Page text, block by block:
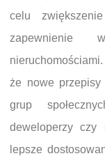
celu
zapewnienie
że nowe przepisy
grup
deweloperzy czy
lepsze